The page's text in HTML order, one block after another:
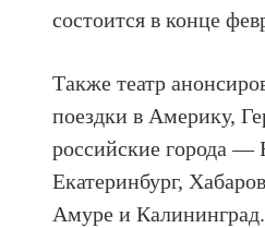
состоится в конце
Также театр
поездки в Америку,
российские города —
Екатеринбург,
Амуре и Калининград.